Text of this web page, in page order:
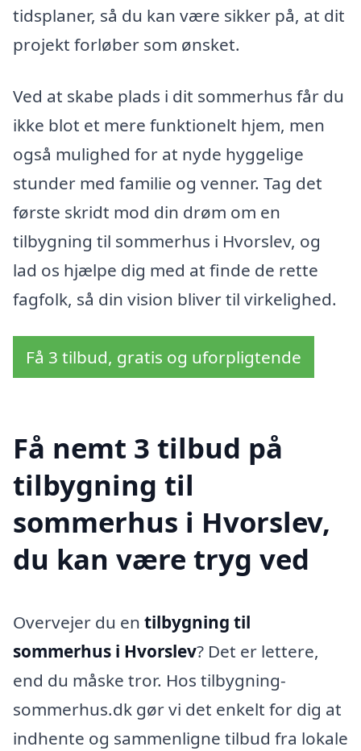
tidsplaner, så du kan være sikker på, at dit
projekt forløber som ønsket.
Ved at skabe plads i dit sommerhus får du
ikke blot et mere funktionelt hjem, men
også mulighed for at nyde hyggelige
stunder med familie og venner. Tag det
første skridt mod din drøm om en
tilbygning til sommerhus i Hvorslev, og
lad os hjælpe dig med at finde de rette
fagfolk, så din vision bliver til virkelighed.
Få 3 tilbud, gratis og uforpligtende
Få nemt 3 tilbud på
tilbygning til
sommerhus i Hvorslev,
du kan være tryg ved
Overvejer du en tilbygning til
sommerhus i Hvorslev? Det er lettere,
end du måske tror. Hos tilbygning-
sommerhus.dk gør vi det enkelt for dig at
indhente og sammenligne tilbud fra lokale